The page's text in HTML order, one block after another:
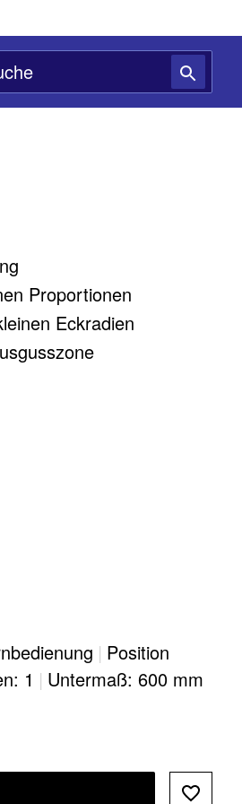
Proportionen
Eckradien
| Position
1 | Untermaß: 600 mm